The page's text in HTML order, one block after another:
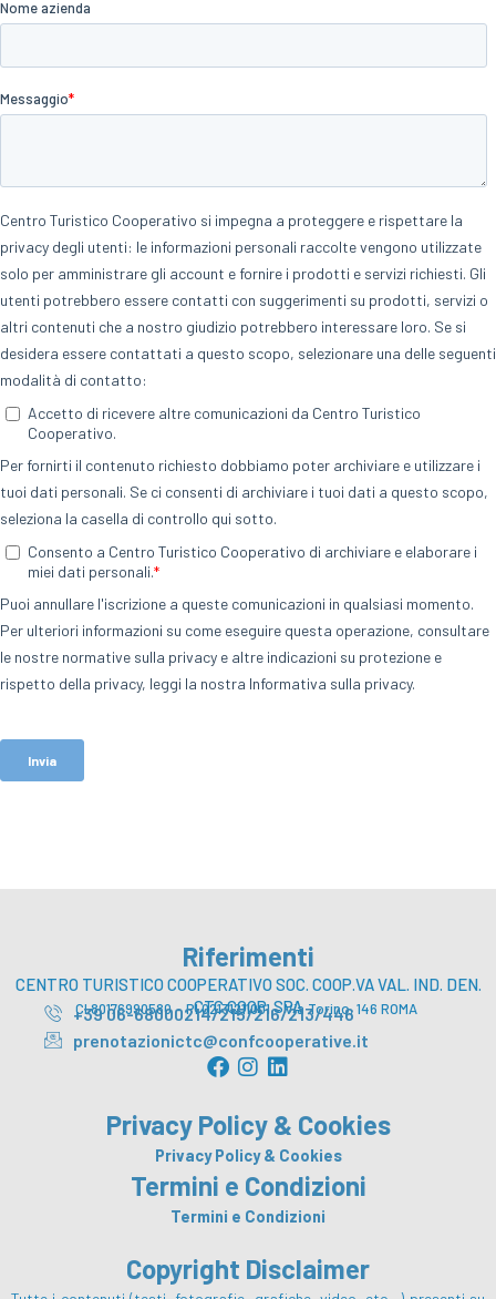
Riferimenti
CENTRO TURISTICO COOPERATIVO SOC. COOP.VA VAL. IND. DEN.
CTC COOP. SPA
CI 80176990580 – PI 02131211001 – Via Torino, 146 ROMA
+39 06-68000214/215/216/213/446
prenotazionictc@confcooperative.it
F
a
e
b
o
o
k
I
t
a
g
r
a
L
k
e
d
i
n
Privacy Policy & Cookies
Privacy Policy & Cookies
Termini e Condizioni
Termini e Condizioni
Copyright Disclaimer